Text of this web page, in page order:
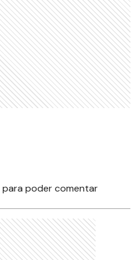
para poder comentar